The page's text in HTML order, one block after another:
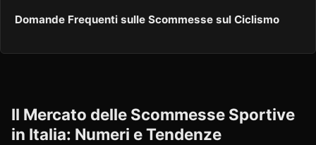
Domande Frequenti sulle Scommesse sul Ciclismo
Il Mercato delle Scommesse Sportive
in Italia: Numeri e Tendenze